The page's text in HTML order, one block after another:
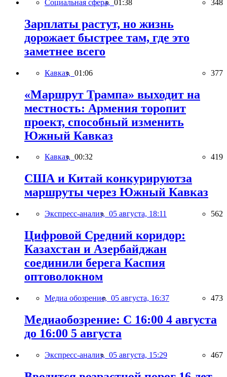
Социальная сфера, 01:38 348
Зарплаты растут, но жизнь
дорожает быстрее там, где это
заметнее всего
Кавказ, 01:06 377
«Маршрут Трампа» выходит на
местность: Армения торопит
проект, способный изменить
Южный Кавказ
Кавказ, 00:32 419
США и Китай конкурируютза
маршруты через Южный Кавказ
Экспресс-анализ, 05 августа, 18:11 562
Цифровой Средний коридор:
Казахстан и Азербайджан
соединили берега Каспия
оптоволокном
Медиа обозрение, 05 августа, 16:37 473
Медиаобозрение: С 16:00 4 августа
до 16:00 5 августа
Экспресс-анализ, 05 августа, 15:29 467